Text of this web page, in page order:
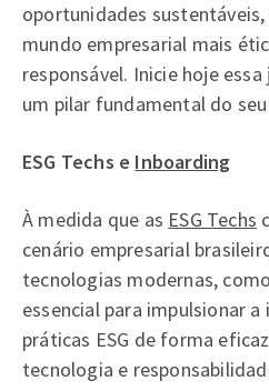
oportunidades
mundo empresarial mais
responsável. Inicie hoje
um pilar fundamental do
ESG Techs e Inboarding
À medida que as ESG Techs
cenário empresarial
tecnologias modernas,
essencial para impulsionar
práticas ESG de forma
tecnologia e